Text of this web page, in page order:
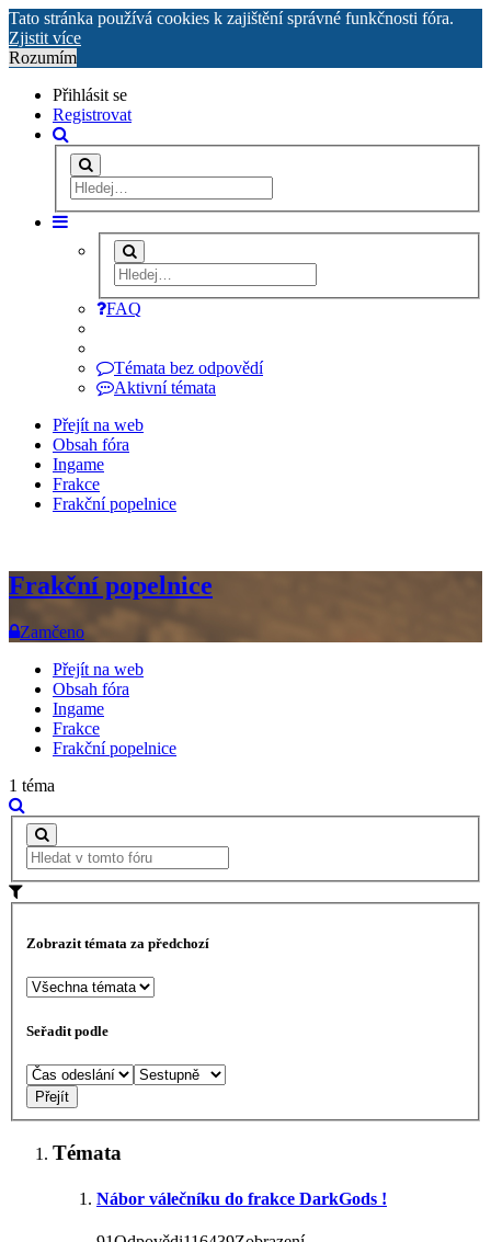
Tato stránka používá cookies k zajištění správné funkčnosti fóra.
Zjistit více
Rozumím
Přihlásit se
Registrovat
FAQ
Témata bez odpovědí
Aktivní témata
Přejít na web
Obsah fóra
Ingame
Frakce
Frakční popelnice
Frakční popelnice
Zamčeno
Přejít na web
Obsah fóra
Ingame
Frakce
Frakční popelnice
1 téma
Zobrazit témata za předchozí
Seřadit podle
Témata
Nábor válečníku do frakce DarkGods !